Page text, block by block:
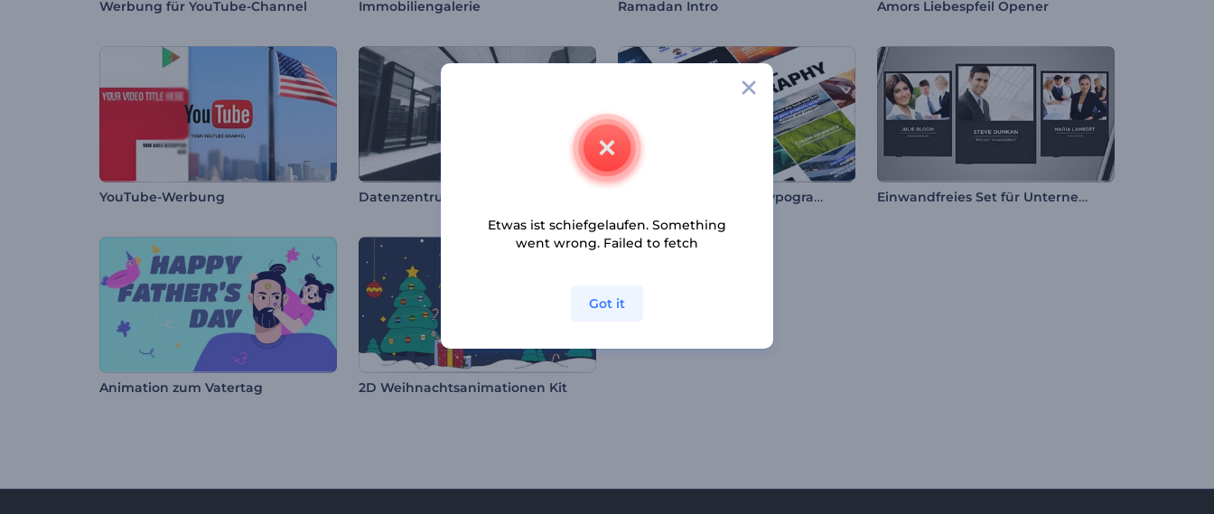
Werbung für YouTube-Channel Immobiliengalerie Ramadan Intro Amors Liebespfeil Opener
YouTube-Werbung Datenzentrum Typografie Minimalistische Sozialtypografie Einwandfreies Set für Unternehmen
Animation zum Vatertag 2D Weihnachtsanimationen Kit
Etwas ist schiefgelaufen. Something
went wrong. Failed to fetch
Got it